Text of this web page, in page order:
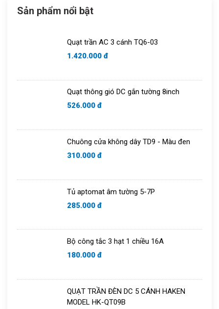
Quạt thông gió
Bóng bulb
Sản phẩm nổi bật
Quạt trần AC 3 cánh TQ6-03
1.420.000 đ
Quạt thông gió DC gắn tường 8inch
526.000 đ
Chuông cửa không dây TD9 - Màu đen
310.000 đ
Tủ aptomat âm tường 5-7P
285.000 đ
Bộ công tắc 3 hạt 1 chiều 16A
180.000 đ
QUẠT TRẦN ĐÈN DC 5 CÁNH HAKEN
MODEL HK-QT09B